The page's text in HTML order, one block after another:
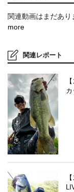
関連動画はまだあり
more
関連レポート
カ